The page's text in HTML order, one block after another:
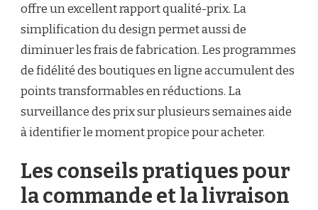
offre un excellent rapport qualité-prix. La
simplification du design permet aussi de
diminuer les frais de fabrication. Les programmes
de fidélité des boutiques en ligne accumulent des
points transformables en réductions. La
surveillance des prix sur plusieurs semaines aide
à identifier le moment propice pour acheter.
Les conseils pratiques pour
la commande et la livraison